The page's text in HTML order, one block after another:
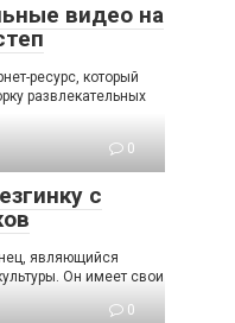
видео на
ресурс, который
развлекательных
0
с
являющийся
Он имеет свои
0